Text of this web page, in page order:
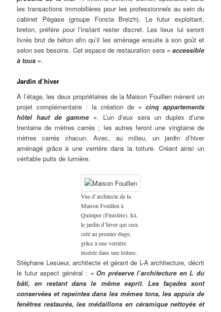
les transactions immobilières pour les professionnels au sein du
cabinet Pégase (groupe Foncia Breizh). Le futur exploitant,
breton, préfère pour l’instant rester discret. Les lieux lui seront
livrés brut de béton afin qu’il les aménage ensuite à son goût et
selon ses besoins. Cet espace de restauration sera « accessible
à tous ».
Jardin d’hiver
À l’étage, les deux propriétaires de la Maison Fouillen mènent un
projet complémentaire : la création de « cinq appartements
hôtel haut de gamme ». L’un d’eux sera un duplex d’une
trentaine de mètres carrés ; les autres feront une vingtaine de
mètres carrés chacun. Avec, au milieu, un jardin d’hiver
aménagé grâce à une verrière dans la toiture. Créant ainsi un
véritable puits de lumière.
Vue d’architecte de la
Maison Fouillen à
Quimper (Finistère). Ici,
le jardin d’hiver qui sera
créé au premier étage,
grâce à une verrière
insérée dans une toiture.
Stéphane Lesueur, architecte et gérant de L-A architecture, décrit
le futur aspect général : « On préserve l’architecture en L du
bâti, en restant dans le même esprit. Les façades sont
conservées et repeintes dans les mêmes tons, les appuis de
fenêtres restaurés, les médaillons en céramique nettoyés et